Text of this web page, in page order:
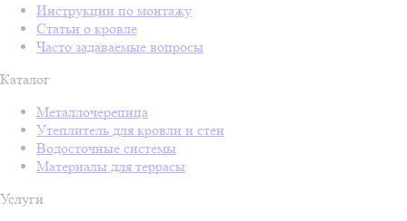
Инструкции по монтажу
Статьи о кровле
Часто задаваемые вопросы
Каталог
Металлочерепица
Утеплитель для кровли и стен
Водосточные системы
Материалы для террасы
Услуги